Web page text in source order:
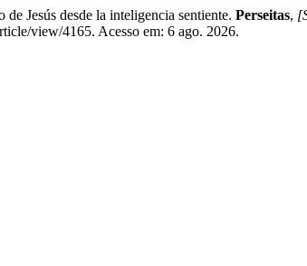
Jesús desde la inteligencia sentiente. Perseitas,
view/4165. Acesso em: 6 ago. 2026.